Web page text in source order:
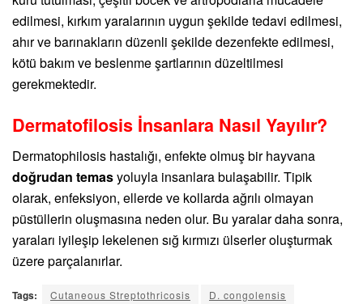
edilmesi, kırkım yaralarının uygun şekilde tedavi edilmesi,
ahır ve barınakların düzenli şekilde dezenfekte edilmesi,
kötü bakım ve beslenme şartlarının düzeltilmesi
gerekmektedir.
Dermatofilosis İnsanlara Nasıl Yayılır?
Dermatophilosis hastalığı, enfekte olmuş bir hayvana
doğrudan temasyoluyla insanlara bulaşabilir. Tipik
olarak, enfeksiyon, ellerde ve kollarda ağrılı olmayan
püstüllerin oluşmasına neden olur. Bu yaralar daha sonra,
yaraları iyileşip lekelenen sığ kırmızı ülserler oluşturmak
üzere parçalanırlar.
Tags: Cutaneous Streptothricosis
D. congolensis